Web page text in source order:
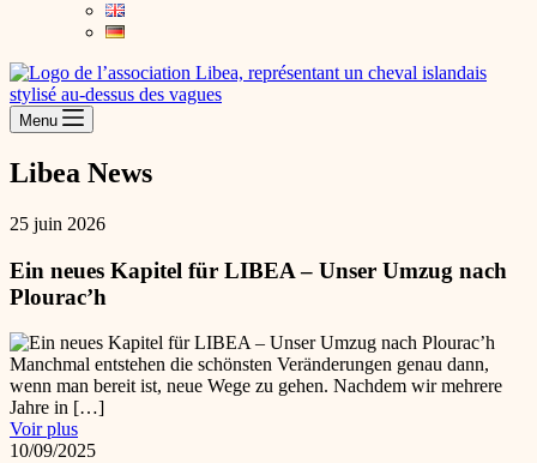
Menu
Libea News
25 juin 2026
Ein neues Kapitel für LIBEA – Unser Umzug nach
Plourac’h
Manchmal entstehen die schönsten Veränderungen genau dann,
wenn man bereit ist, neue Wege zu gehen. Nachdem wir mehrere
Jahre in […]
Voir plus
10/09/2025